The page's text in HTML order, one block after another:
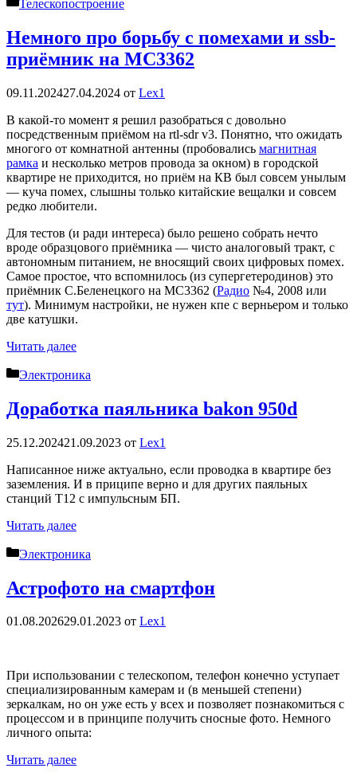
Телескопостроение
Немного про борьбу с помехами и ssb-
приёмник на MC3362
09.11.202427.04.2024 от Lex1
В какой-то момент я решил разобраться с довольно
посредственным приёмом на rtl-sdr v3. Понятно, что ожидать
многого от комнатной антенны (пробовались магнитная
рамка и несколько метров провода за окном) в городской
квартире не приходится, но приём на КВ был совсем унылым
— куча помех, слышны только китайские вещалки и совсем
редко любители.
Для тестов (и ради интереса) было решено собрать нечто
вроде образцового приёмника — чисто аналоговый тракт, с
автономным питанием, не вносящий своих цифровых помех.
Самое простое, что вспомнилось (из супергетеродинов) это
приёмник С.Беленецкого на MC3362 (Радио №4, 2008 или
тут). Минимум настройки, не нужен кпе с верньером и только
две катушки.
Читать далее
Рубрики
Электроника
Доработка паяльника bakon 950d
25.12.202421.09.2023 от Lex1
Написанное ниже актуально, если проводка в квартире без
заземления. И в приципе верно и для других паяльных
станций T12 с импульсным БП.
Читать далее
Рубрики
Электроника
Астрофото на смартфон
01.08.202629.01.2023 от Lex1
При использовании с телескопом, телефон конечно уступает
специализированным камерам и (в меньшей степени)
зеркалкам, но он уже есть у всех и позволяет познакомиться с
процессом и в принципе получить сносные фото. Немного
личного опыта:
Читать далее